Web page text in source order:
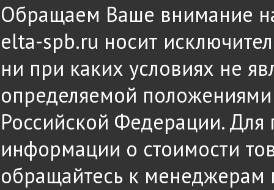
Обращаем Ваше внимание
elta-spb.ru носит
ни при каких условиях не
определяемой положениями
Российской Федерации.
информации о стоимости
обращайтесь к